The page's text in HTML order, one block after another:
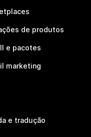
de produtos
e pacotes
marketing
e tradução